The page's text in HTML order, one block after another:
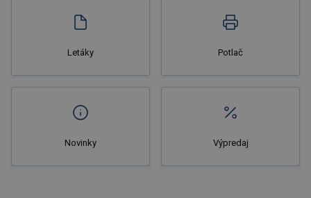
Letáky Potlač
Novinky Výpredaj